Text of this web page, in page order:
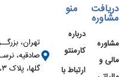
دریافت
مشاوره
مشاوره
مالی و
منو
درباره
کارمنتو
ارتباط با
تهران،
صادقیه،
گلها، پلاک ۳، واحد ۱۸ ۴۹۲۰۲۰۰۰-۰۲۱